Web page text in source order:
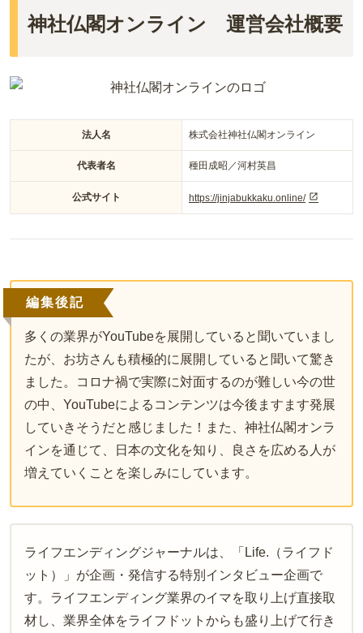
神社仏閣オンライン 運営会社概要
法人名 株式会社神社仏閣オンライン
代表者名 種田成昭／河村英昌
公式サイト https://jinjabukkaku.online/
編集後記
多くの業界がYouTubeを展開していると聞いていまし
たが、お坊さんも積極的に展開していると聞いて驚き
ました。コロナ禍で実際に対面するのが難しい今の世
の中、YouTubeによるコンテンツは今後ますます発展
していきそうだと感じました！また、神社仏閣オンラ
インを通じて、日本の文化を知り、良さを広める人が
増えていくことを楽しみにしています。
ライフエンディングジャーナルは、「Life.（ライフド
ット）」が企画・発信する特別インタビュー企画で
す。ライフエンディング業界のイマを取り上げ直接取
材し、業界全体をライフドットからも盛り上げて行き